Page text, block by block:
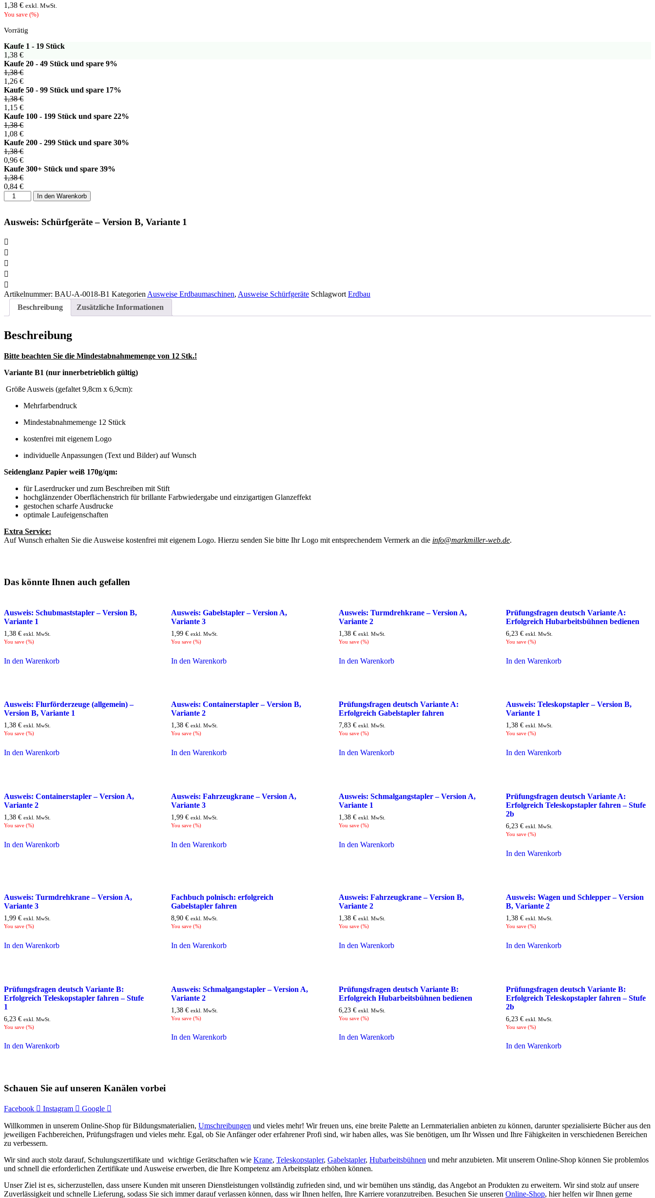
1,38 € exkl. MwSt.
You save (%)
Vorrätig
Kaufe 1 - 19 Stück
1,38 €
Kaufe 20 - 49 Stück und spare 9%
1,38€
1,26 €
Kaufe 50 - 99 Stück und spare 17%
1,38€
1,15 €
Kaufe 100 - 199 Stück und spare 22%
1,38€
1,08 €
Kaufe 200 - 299 Stück und spare 30%
1,38€
0,96 €
Kaufe 300+ Stück und spare 39%
1,38€
0,84 €
Ausweis:
Schürfgeräte
Version
Variante
1
Menge
In den Warenkorb
Ausweis: Schürfgeräte – Version B, Variante 1
Artikelnummer: BAU-A-0018-B1 Kategorien Ausweise Erdbaumaschinen, Ausweise Schürfgeräte Schlagwort Erdbau
Beschreibung
Zusätzliche Informationen
Beschreibung
Bitte beachten Sie die Mindestabnahmemenge von 12 Stk.!
Variante B1 (nur innerbetrieblich gültig)
Größe Ausweis (gefaltet 9,8cm x 6,9cm):
Mehrfarbendruck
Mindestabnahmemenge 12 Stück
kostenfrei mit eigenem Logo
individuelle Anpassungen (Text und Bilder) auf Wunsch
Seidenglanz Papier weiß 170g/qm:
für Laserdrucker und zum Beschreiben mit Stift
hochglänzender Oberflächenstrich für brillante Farbwiedergabe und einzigartigen Glanzeffekt
gestochen scharfe Ausdrucke
optimale Laufeigenschaften
Extra Service:
Auf Wunsch erhalten Sie die Ausweise kostenfrei mit eigenem Logo. Hierzu senden Sie bitte Ihr Logo mit entsprechendem Vermerk an die info@markmiller-web.de.
Das könnte Ihnen auch gefallen
Ausweis: Schubmaststapler – Version B,
Variante 1
1,38 € exkl. MwSt.
You save (%)
In den Warenkorb
Ausweis: Gabelstapler – Version A,
Variante 3
1,99€ exkl. MwSt.
You save(%)
In den Warenkorb
Ausweis: Turmdrehkrane – Version A,
Variante 2
1,38 € exkl. MwSt.
You save (%)
In den Warenkorb
Prüfungsfragen deutsch Variante A:
Erfolgreich Hubarbeitsbühnen bedienen
6,23 € exkl. MwSt.
You save (%)
In den Warenkorb
Ausweis: Flurförderzeuge (allgemein) –
Version B, Variante 1
1,38 € exkl. MwSt.
You save (%)
In den Warenkorb
Ausweis: Containerstapler – Version B,
Variante 2
1,38€ exkl. MwSt.
You save(%)
In den Warenkorb
Prüfungsfragen deutsch Variante A:
Erfolgreich Gabelstapler fahren
7,83 € exkl. MwSt.
You save (%)
In den Warenkorb
Ausweis: Teleskopstapler – Version B,
Variante 1
1,38 € exkl. MwSt.
You save (%)
In den Warenkorb
Ausweis: Containerstapler – Version A,
Variante 2
1,38 € exkl. MwSt.
You save (%)
In den Warenkorb
Ausweis: Fahrzeugkrane – Version A,
Variante 3
1,99€ exkl. MwSt.
You save(%)
In den Warenkorb
Ausweis: Schmalgangstapler – Version A,
Variante 1
1,38 € exkl. MwSt.
You save (%)
In den Warenkorb
Prüfungsfragen deutsch Variante A:
Erfolgreich Teleskopstapler fahren – Stufe
2b
6,23 € exkl. MwSt.
You save (%)
In den Warenkorb
Ausweis: Turmdrehkrane – Version A,
Variante 3
1,99 € exkl. MwSt.
You save (%)
In den Warenkorb
Fachbuch polnisch: erfolgreich
Gabelstapler fahren
8,90€ exkl. MwSt.
You save(%)
In den Warenkorb
Ausweis: Fahrzeugkrane – Version B,
Variante 2
1,38 € exkl. MwSt.
You save (%)
In den Warenkorb
Ausweis: Wagen und Schlepper – Version
B, Variante 2
1,38 € exkl. MwSt.
You save (%)
In den Warenkorb
Prüfungsfragen deutsch Variante B:
Erfolgreich Teleskopstapler fahren – Stufe
1
6,23 € exkl. MwSt.
You save (%)
In den Warenkorb
Ausweis: Schmalgangstapler – Version A,
Variante 2
1,38€ exkl. MwSt.
You save(%)
In den Warenkorb
Prüfungsfragen deutsch Variante B:
Erfolgreich Hubarbeitsbühnen bedienen
6,23 € exkl. MwSt.
You save (%)
In den Warenkorb
Prüfungsfragen deutsch Variante B:
Erfolgreich Teleskopstapler fahren – Stufe
2b
6,23 € exkl. MwSt.
You save (%)
In den Warenkorb
Schauen Sie auf unseren Kanälen vorbei
Facebook Instagram Google
Willkommen in unserem Online-Shop für Bildungsmaterialien, Umschreibungen und vieles mehr! Wir freuen uns, eine breite Palette an Lernmaterialien anbieten zu können, darunter spezialisierte Bücher aus den
jeweiligen Fachbereichen, Prüfungsfragen und vieles mehr. Egal, ob Sie Anfänger oder erfahrener Profi sind, wir haben alles, was Sie benötigen, um Ihr Wissen und Ihre Fähigkeiten in verschiedenen Bereichen
zu verbessern.
Wir sind auch stolz darauf, Schulungszertifikate und wichtige Gerätschaften wie Krane, Teleskopstapler, Gabelstapler, Hubarbeitsbühnen und mehr anzubieten. Mit unserem Online-Shop können Sie problemlos
und schnell die erforderlichen Zertifikate und Ausweise erwerben, die Ihre Kompetenz am Arbeitsplatz erhöhen können.
Unser Ziel ist es, sicherzustellen, dass unsere Kunden mit unseren Dienstleistungen vollständig zufrieden sind, und wir bemühen uns ständig, das Angebot an Produkten zu erweitern. Wir sind stolz auf unsere
Zuverlässigkeit und schnelle Lieferung, sodass Sie sich immer darauf verlassen können, dass wir Ihnen helfen, Ihre Karriere voranzutreiben. Besuchen Sie unseren Online-Shop, hier helfen wir Ihnen gerne